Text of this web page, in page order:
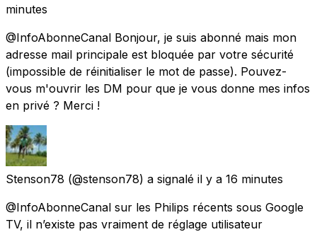
minutes
@InfoAbonneCanal Bonjour, je suis abonné mais mon
adresse mail principale est bloquée par votre sécurité
(impossible de réinitialiser le mot de passe). Pouvez-
vous m'ouvrir les DM pour que je vous donne mes infos
en privé ? Merci !
Stenson78 (@stenson78) a signalé il y a 16 minutes
@InfoAbonneCanal sur les Philips récents sous Google
TV, il n’existe pas vraiment de réglage utilisateur